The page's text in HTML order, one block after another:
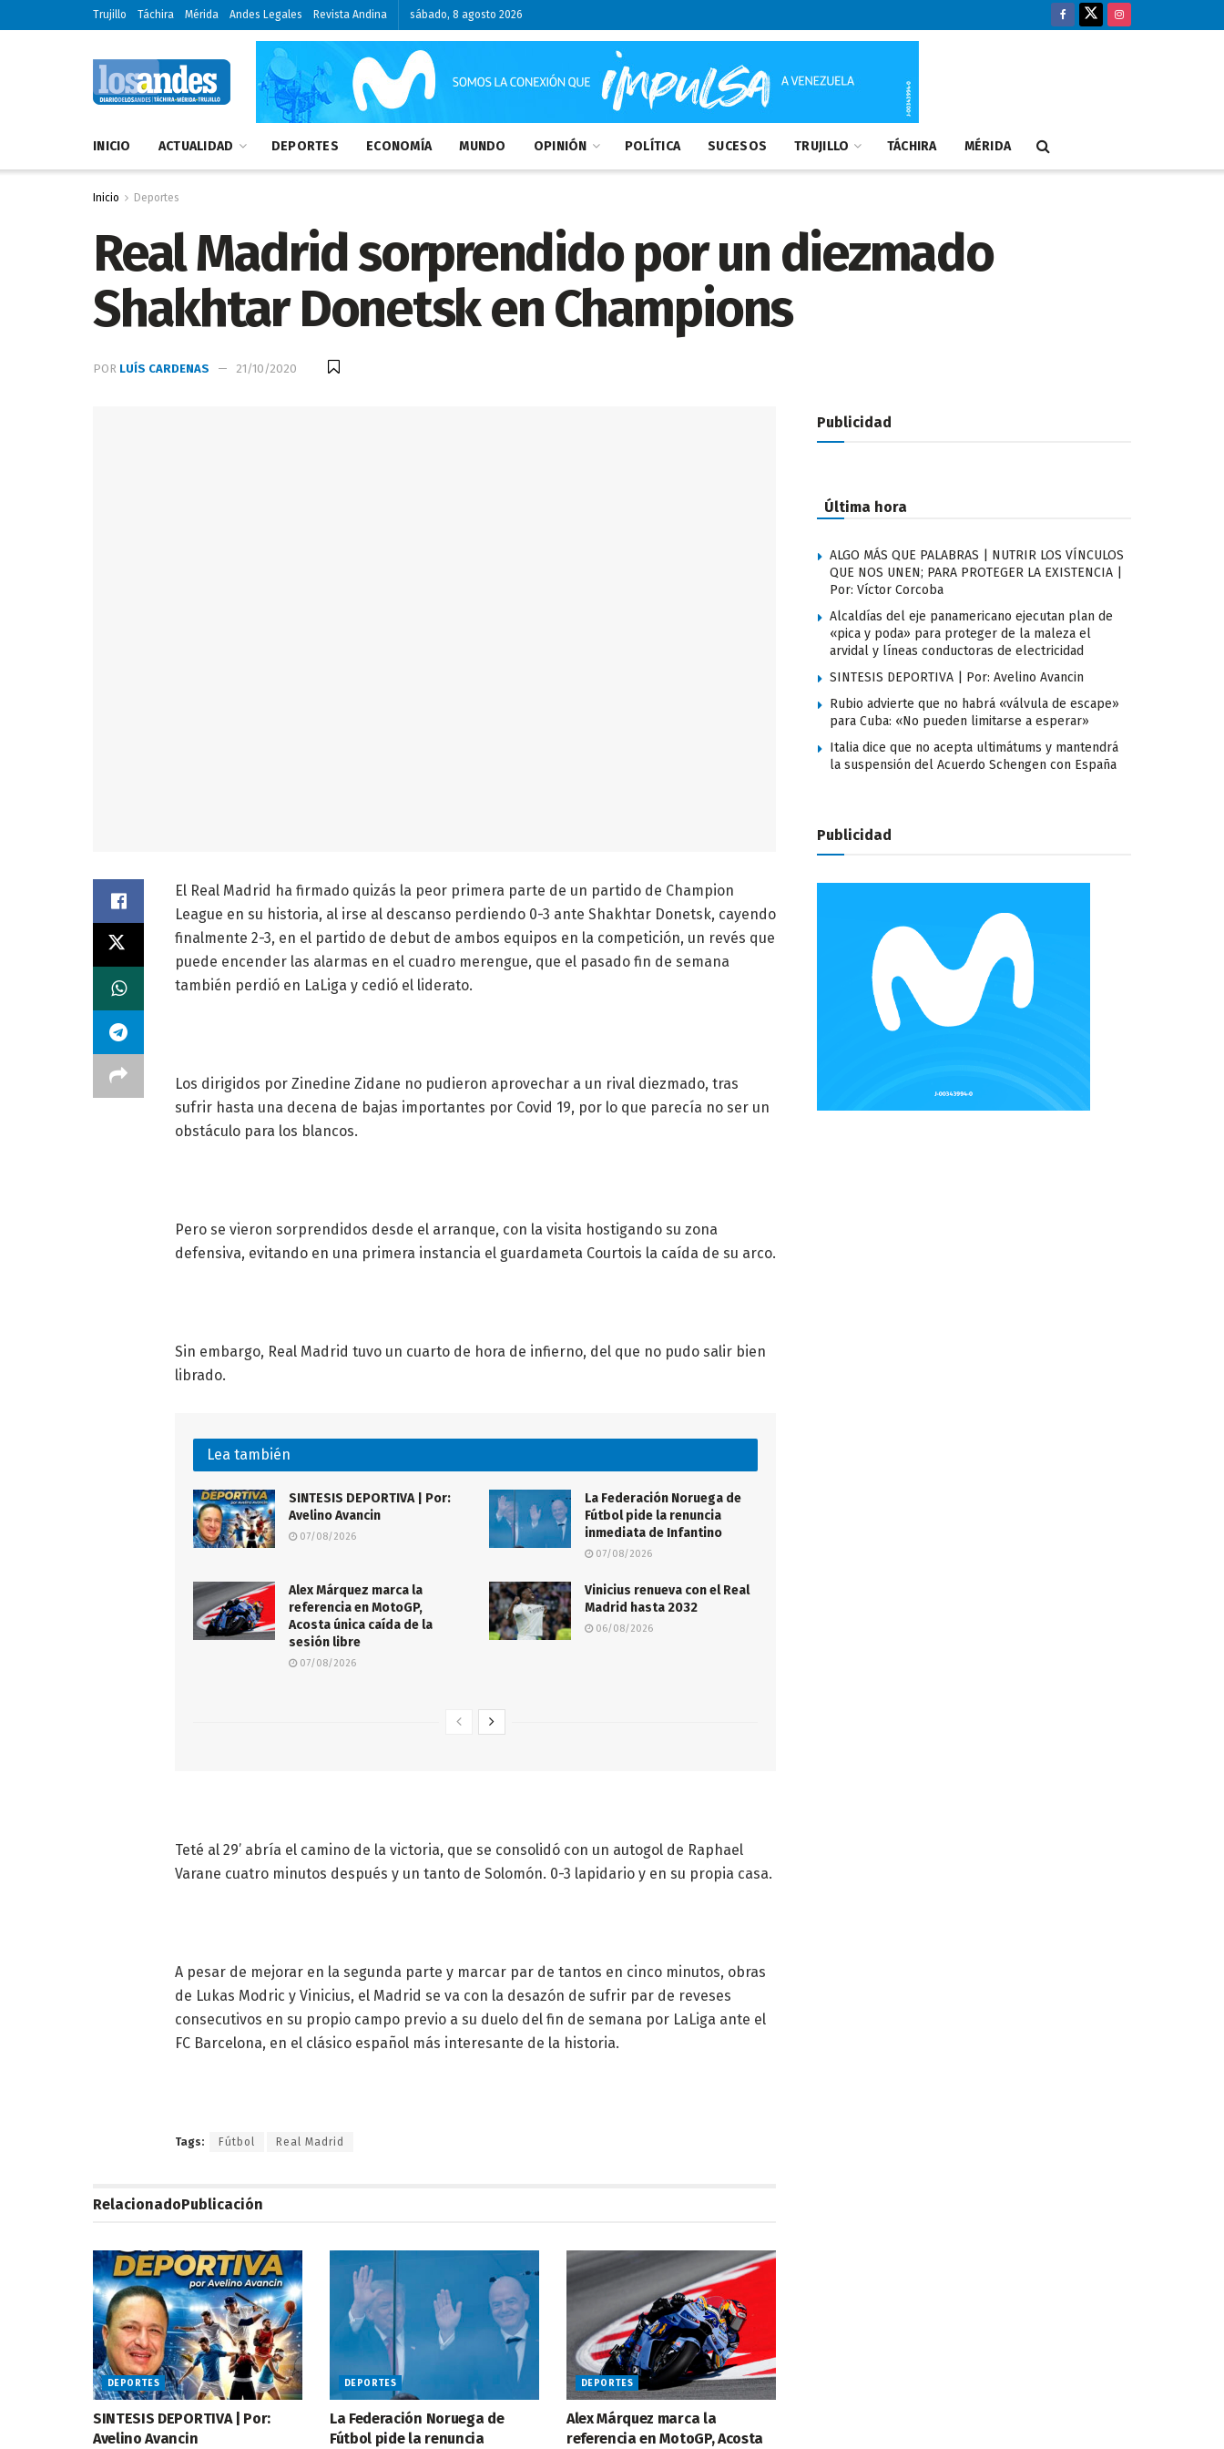
Trujillo Táchira Mérida Andes Legales Revista Andina sábado, 8 agosto 2026
INICIO ACTUALIDAD DEPORTES ECONOMÍA MUNDO OPINIÓN POLÍTICA SUCESOS TRUJILLO TÁCHIRA MÉRIDA
Inicio Deportes
Real Madrid sorprendido por un diezmado
Shakhtar Donetsk en Champions
POR LUÍS CARDENAS 21/10/2020
El Real Madrid ha firmado quizás la peor primera parte de un partido de Champion
League en su historia, al irse al descanso perdiendo 0-3 ante Shakhtar Donetsk, cayendo
finalmente 2-3, en el partido de debut de ambos equipos en la competición, un revés que
puede encender las alarmas en el cuadro merengue, que el pasado fin de semana
también perdió en LaLiga y cedió el liderato.
Los dirigidos por Zinedine Zidane no pudieron aprovechar a un rival diezmado, tras
sufrir hasta una decena de bajas importantes por Covid 19, por lo que parecía no ser un
obstáculo para los blancos.
Pero se vieron sorprendidos desde el arranque, con la visita hostigando su zona
defensiva, evitando en una primera instancia el guardameta Courtois la caída de su arco.
Sin embargo, Real Madrid tuvo un cuarto de hora de infierno, del que no pudo salir bien
librado.
Lea también
SINTESIS DEPORTIVA | Por:
Avelino Avancin
07/08/2026
La Federación Noruega de
Fútbol pide la renuncia
inmediata de Infantino
07/08/2026
Alex Márquez marca la
referencia en MotoGP,
Acosta única caída de la
sesión libre
07/08/2026
Vinicius renueva con el Real
Madrid hasta 2032
06/08/2026
Teté al 29’ abría el camino de la victoria, que se consolidó con un autogol de Raphael
Varane cuatro minutos después y un tanto de Solomón. 0-3 lapidario y en su propia casa.
A pesar de mejorar en la segunda parte y marcar par de tantos en cinco minutos, obras
de Lukas Modric y Vinicius, el Madrid se va con la desazón de sufrir par de reveses
consecutivos en su propio campo previo a su duelo del fin de semana por LaLiga ante el
FC Barcelona, en el clásico español más interesante de la historia.
Tags: Fútbol Real Madrid
RelacionadoPublicación
DEPORTES
SINTESIS DEPORTIVA | Por:
Avelino Avancin
DEPORTES
La Federación Noruega de
Fútbol pide la renuncia
DEPORTES
Alex Márquez marca la
referencia en MotoGP, Acosta
Publicidad
Última hora
ALGO MÁS QUE PALABRAS | NUTRIR LOS VÍNCULOS
QUE NOS UNEN; PARA PROTEGER LA EXISTENCIA |
Por: Víctor Corcoba
Alcaldías del eje panamericano ejecutan plan de
«pica y poda» para proteger de la maleza el
arvidal y líneas conductoras de electricidad
SINTESIS DEPORTIVA | Por: Avelino Avancin
Rubio advierte que no habrá «válvula de escape»
para Cuba: «No pueden limitarse a esperar»
Italia dice que no acepta ultimátums y mantendrá
la suspensión del Acuerdo Schengen con España
Publicidad